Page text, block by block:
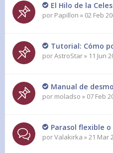
El Hilo de la
por Papillon » 02 Feb
Tutorial: Cómo
porAstroStar» 11 Jun
Manual de
por moladso » 07 Feb
Parasol flexible o
porValakirka » 21 Mar